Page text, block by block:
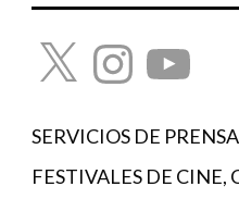
X InstagramYouTube
SERVICIOS DE
FESTIVALES DE CINE,